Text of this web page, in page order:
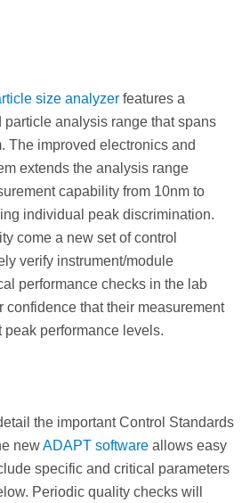
size analyzer features a
analysis range that spans
The improved electronics and
extends the analysis range
capability from 10nm to
individual peak discrimination.
come a new set of control
verify instrument/module
performance checks in the lab
confidence that their measurement
performance levels.
the important Control Standards
newADAPT software allows easy
specific and critical parameters
Periodic quality checks will